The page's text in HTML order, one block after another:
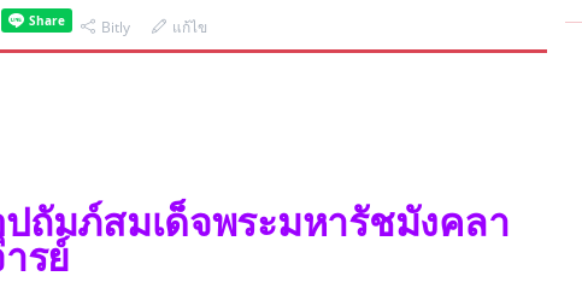
Bitly แก้ไข
ถัมภ์สมเด็จพระมหารัชมังคลา
รย์